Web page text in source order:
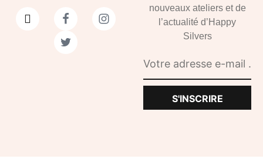
nouveaux ateliers et de
l’actualité d’Happy
Silvers
S'INSCRIRE